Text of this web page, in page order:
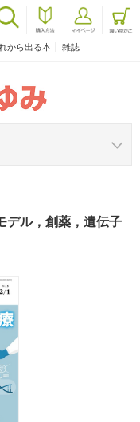
から出る本 雑誌
デル，創薬，遺伝子